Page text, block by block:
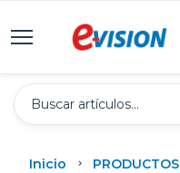
Inicio PRODUCTOS